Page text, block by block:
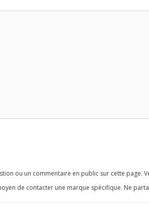
ou un commentaire en public sur cette page.
de contacter une marque spécifique. Ne